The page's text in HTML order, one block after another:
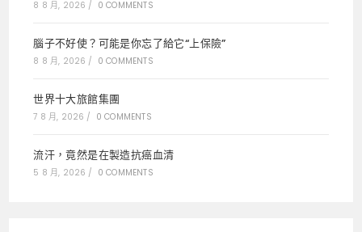
8 8 月, 2026 / 0 COMMENTS
腦子不好使？可能是你忘了給它“上保險”
8 8 月, 2026 / 0 COMMENTS
世界十大旅館集團
7 8 月, 2026 / 0 COMMENTS
流汗，竟然是在製造抗癌血清
5 8 月, 2026 / 0 COMMENTS